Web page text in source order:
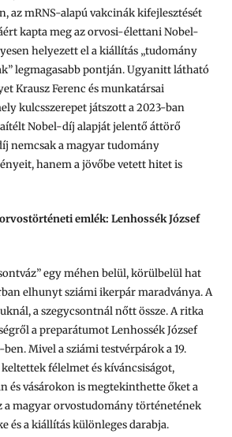
az mRNS-alapú vakcinák kifejlesztését
kapta meg az orvosi-élettani Nobel-
helyezett el a kiállítás „tudomány
legmagasabb pontján. Ugyanitt látható
Krausz Ferenc és munkatársai
kulcsszerepet játszott a 2023-ban
Nobel-díj alapját jelentő áttörő
nemcsak a magyar tudomány
hanem a jövőbe vetett hitet is
emlék: Lenhossék József
egy méhen belül, körülbelül hat
elhunyt sziámi ikerpár maradványa. A
a szegycsontnál nőtt össze. A ritka
a preparátumot Lenhossék József
Mivel a sziámi testvérpárok a 19.
félelmet és kíváncsiságot,
és vásárokon is megtekinthette őket a
a magyar orvostudomány történetének
és a kiállítás különleges darabja.